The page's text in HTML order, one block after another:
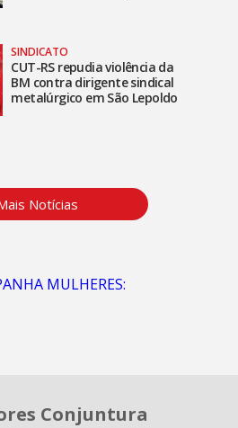
SINDICATO
CUT-RS repudia violência da
BM contra dirigente sindical
metalúrgico em São Lepoldo
Notícias
Conjuntura